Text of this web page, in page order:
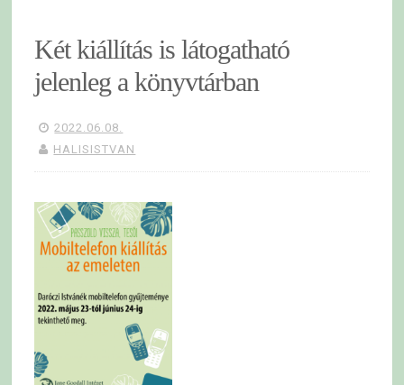
Két kiállítás is látogatható
jelenleg a könyvtárban
2022.06.08.
HALISISTVAN